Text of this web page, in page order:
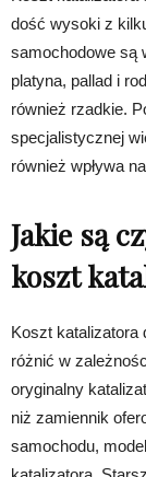
dość wysoki z
samochodowe są
platyna, pallad i
również rzadkie.
specjalistycznej
również wpływa
Jakie są
koszt
Koszt katalizatora
różnić w
oryginalny
niż zamiennik
samochodu,